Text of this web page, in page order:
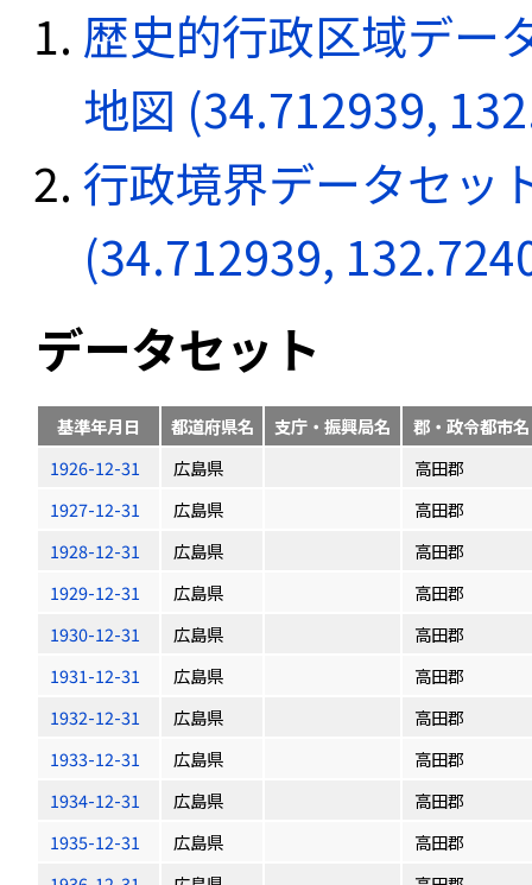
歴史的行政区域デー
地図 (34.712939,
行政境界データセッ
(34.712939,
データセット
基準年月日 都道府県名 支庁・振興局名
郡・政令都市名
1926-12-31
広島県
高田郡
1927-12-31
広島県
高田郡
1928-12-31
広島県
高田郡
1929-12-31
広島県
高田郡
1930-12-31
広島県
高田郡
1931-12-31
広島県
高田郡
1932-12-31
広島県
高田郡
1933-12-31
広島県
高田郡
1934-12-31
広島県
高田郡
1935-12-31
広島県
高田郡